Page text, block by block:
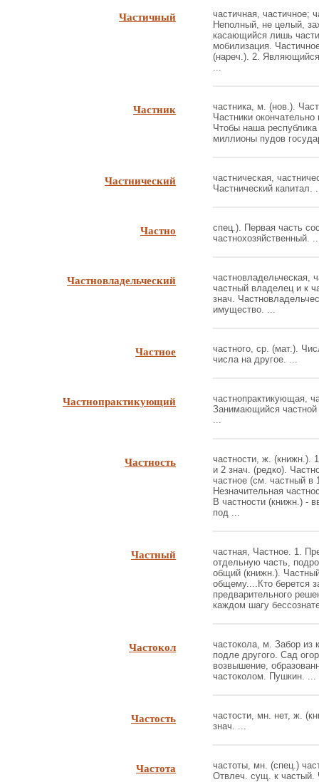
Частичный
частичная, частичное;
Неполный, не целый,
касающийся лишь
мобилизация.
(нареч.). 2.
...
Частник
частника, м. (нов.).
Частники
Чтобы наша
миллионы пудов
Частнический
частническая,
Частнический капитал.
Частно
спец.). Первая часть
частнохозяйственный.
Частновладельческий
частновладельческая,
частный владелец и к
знач.
имущество. ...
Частное
частного, ср. (мат.).
числа на другое. ...
Частнопрактикующий
частнопрактикующая,
Занимающийся частной
...
Частность
частности, ж. (книжн.).
и 2 знач. (редко).
частное (см. частный в
Незначительная
В частности (книжн.) -
под ...
Частный
частная, Частное. 1.
отдельную часть,
общий (книжн.).
общему....Кто берется
предварительного
каждом шагу
Частокол
частокола, м. Забор из
подле другого. Сад
возвышение,
частоколом. Пушкин. ...
Частость
частости, мн. нет, ж.
знач. ...
Частота
частоты, мн. (спец.)
Отвлеч. сущ. к частый.